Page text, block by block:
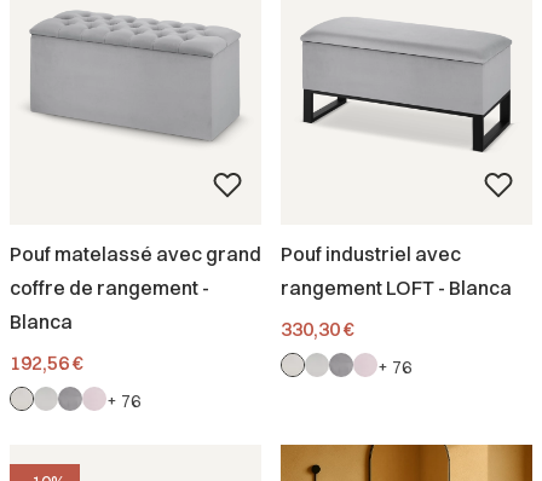
Pouf matelassé avec grand
coffre de rangement -
Blanca
Prix
192,56 €
+ 76
Pouf industriel avec
rangement LOFT - Blanca
Prix
330,30 €
+ 76